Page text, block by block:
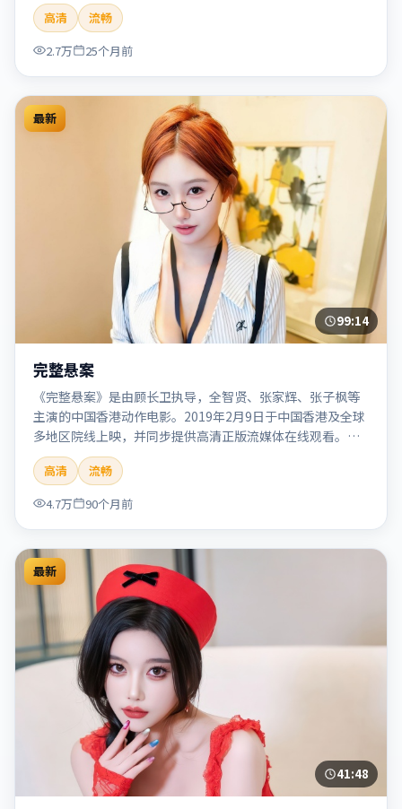
兼具社会观察与戏剧冲突。本片适合检索「暗涌寓言」「丹
尼斯·维伦纽瓦」「犯罪」「中国香港」「2024」「2024-
07-10上映」等关键词的影迷阅读简介与主创信息。
高清
流畅
2.7万
25个月前
最新
99:14
完整悬案
《完整悬案》是由顾长卫执导，全智贤、张家辉、张子枫等
主演的中国香港动作电影。2019年2月9日于中国香港及全球
多地区院线上映，并同步提供高清正版流媒体在线观看。剧
情与看点：动作场面密集，节奏明快，适合喜欢热血追缉与
爆破场面的观众。本片适合检索「完整悬案」「顾长卫」
「动作」「中国香港」「2019」「2019-02-09上映」等关键
词的影迷阅读简介与主创信息。
高清
流畅
4.7万
90个月前
最新
41:48